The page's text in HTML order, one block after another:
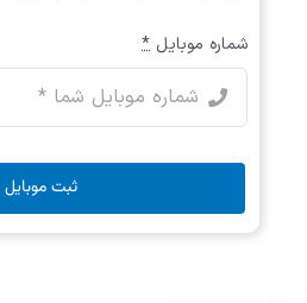
شماره موبایل *
ثبت موبایل